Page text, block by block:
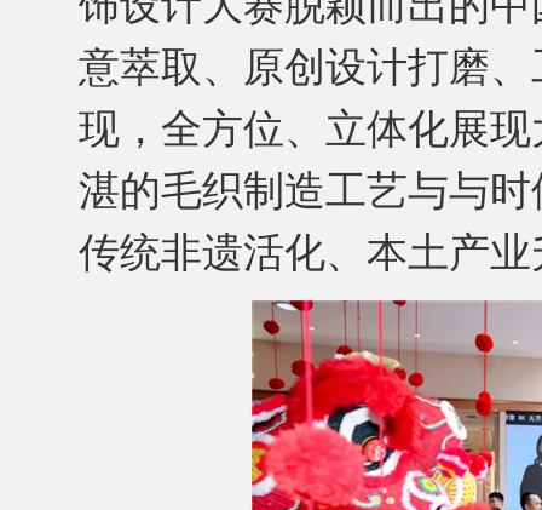
意萃取、原创设计打磨
现，全方位、立体化展
湛的毛织制造工艺与与
传统非遗活化、本土产